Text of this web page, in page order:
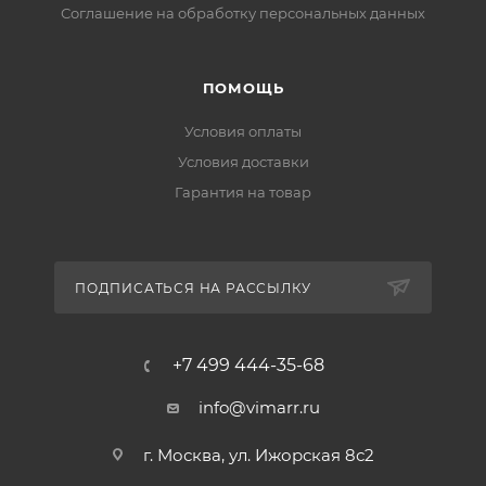
Соглашение на обработку персональных данных
ПОМОЩЬ
Условия оплаты
Условия доставки
Гарантия на товар
ПОДПИСАТЬСЯ НА РАССЫЛКУ
+7 499 444-35-68
info@vimarr.ru
г. Москва, ул. Ижорская 8с2